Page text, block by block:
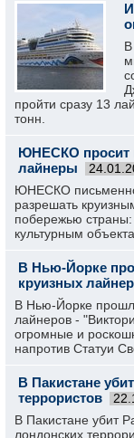
пройти сразу 13
тонн.
ЮНЕСКО просит
лайнеры
ЮНЕСКО
разрешать
побережью
культурным
В Нью-Йорке
круизных
В Нью-Йорке
лайнеров -
огромные и
напротив Статуи
В Пакистане
террористов
В Пакистане убит
лондонских